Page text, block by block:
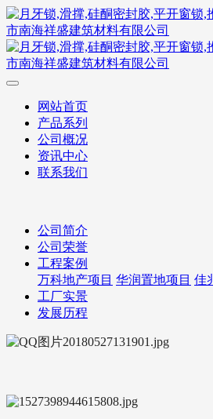
网站首页
产品系列
公司概况
资讯中心
联系我们
公司简介
公司荣誉
工程案例
万科地产项目 华润置地项目 佳
工厂实景
发展历程